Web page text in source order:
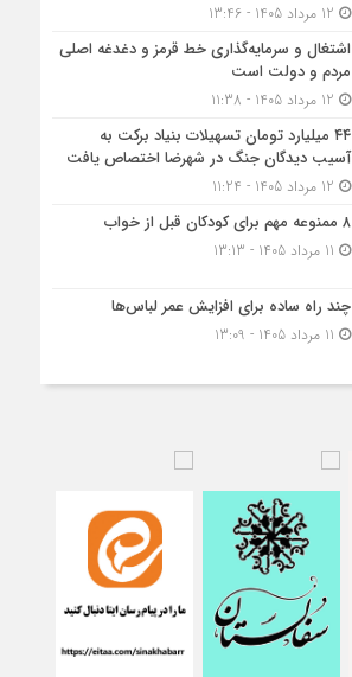
اشتغال و سرمایه‌گذاری خط قرمز و دغدغه اصلی
مردم و دولت است
۴۴ میلیارد تومان تسهیلات بنیاد برکت به
آسیب دیدگان جنگ در شهرضا اختصاص یافت
۸ ممنوعه مهم برای کودکان قبل از خواب
چند راه ساده برای افزایش عمر لباس‌ها